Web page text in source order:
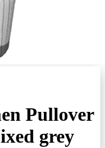
Pullover
grey